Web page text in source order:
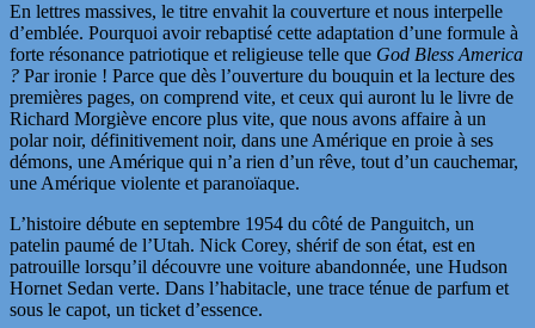
En lettres massives, le titre envahit la couverture et nous interpelle
d’emblée. Pourquoi avoir rebaptisé cette adaptation d’une formule à
forte résonance patriotique et religieuse telle que God Bless America
? Par ironie ! Parce que dès l’ouverture du bouquin et la lecture des
premières pages, on comprend vite, et ceux qui auront lu le livre de
Richard Morgiève encore plus vite, que nous avons affaire à un
polar noir, définitivement noir, dans une Amérique en proie à ses
démons, une Amérique qui n’a rien d’un rêve, tout d’un cauchemar,
une Amérique violente et paranoïaque.
L’histoire débute en septembre 1954 du côté de Panguitch, un
patelin paumé de l’Utah. Nick Corey, shérif de son état, est en
patrouille lorsqu’il découvre une voiture abandonnée, une Hudson
Hornet Sedan verte. Dans l’habitacle, une trace ténue de parfum et
sous le capot, un ticket d’essence.